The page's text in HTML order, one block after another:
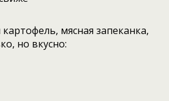
мясная запеканка,
но вкусно: